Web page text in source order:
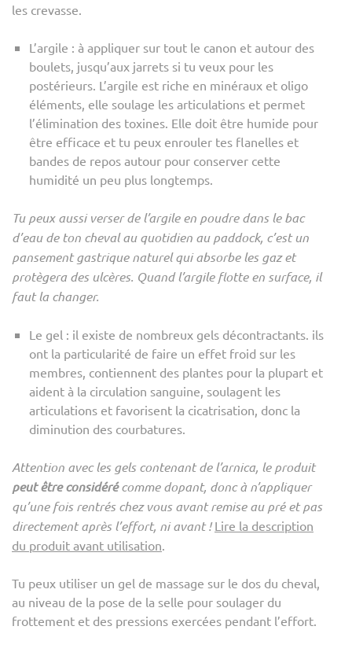
les crevasse.
L’argile : à appliquer sur tout le canon et autour des
boulets, jusqu’aux jarrets si tu veux pour les
postérieurs. L’argile est riche en minéraux et oligo
éléments, elle soulage les articulations et permet
l’élimination des toxines. Elle doit être humide pour
être efficace et tu peux enrouler tes flanelles et
bandes de repos autour pour conserver cette
humidité un peu plus longtemps.
Tu peux aussi verser de l’argile en poudre dans le bac
d’eau de ton cheval au quotidien au paddock, c’est un
pansement gastrique naturel qui absorbe les gaz et
protègera des ulcères. Quand l’argile flotte en surface, il
faut la changer.
Le gel : il existe de nombreux gels décontractants. ils
ont la particularité de faire un effet froid sur les
membres, contiennent des plantes pour la plupart et
aident à la circulation sanguine, soulagent les
articulations et favorisent la cicatrisation, donc la
diminution des courbatures.
Attention avec les gels contenant de l’arnica, le produit
peut être considérécomme dopant, donc à n’appliquer
qu’une fois rentrés chez vous avant remise au pré et pas
directement après l’effort, ni avant ! Lire la description
du produit avant utilisation
Tu peux utiliser un gel de massage sur le dos du cheval,
au niveau de la pose de la selle pour soulager du
frottement et des pressions exercées pendant l’effort.